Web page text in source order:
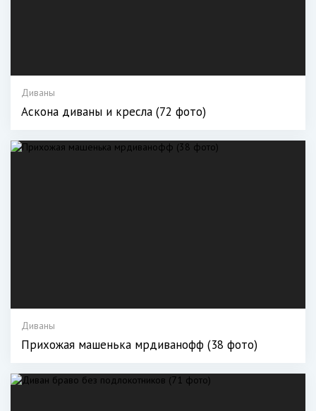
Диваны
Аскона диваны и кресла (72 фото)
Диваны
Прихожая машенька мрдиванофф (38 фото)